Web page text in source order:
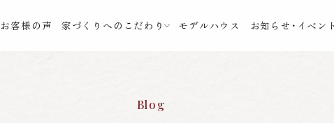
お客様の声 家づくりへのこだわり モデルハウス お知らせ・イベント
Blog